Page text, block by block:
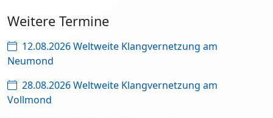
Weitere Termine
12.08.2026 Weltweite Klangvernetzung am
Neumond
28.08.2026 Weltweite Klangvernetzung am
Vollmond